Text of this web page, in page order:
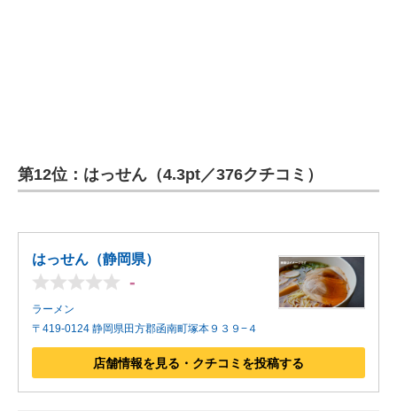
第12位：はっせん（4.3pt／376クチコミ）
はっせん（静岡県）
-
ラーメン
〒419-0124 静岡県田方郡函南町塚本９３９−４
店舗情報を見る・クチコミを投稿する